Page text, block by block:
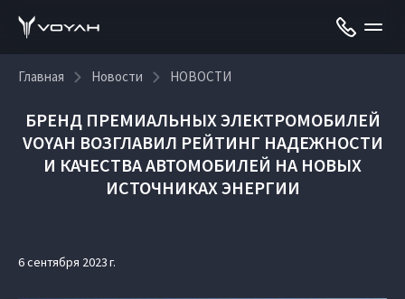
Главная Новости НОВОСТИ
БРЕНД ПРЕМИАЛЬНЫХ ЭЛЕКТРОМОБИЛЕЙ
VOYAH ВОЗГЛАВИЛ РЕЙТИНГ НАДЕЖНОСТИ
И КАЧЕСТВА АВТОМОБИЛЕЙ НА НОВЫХ
ИСТОЧНИКАХ ЭНЕРГИИ
6 сентября 2023 г.